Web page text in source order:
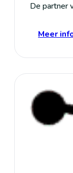
De partner
Meer